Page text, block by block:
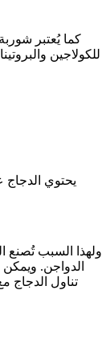
كما يُعتبر
للكولاجين
يحتوي
ولهذا السبب تُصنع
الدواجن.
تناول الدجاج